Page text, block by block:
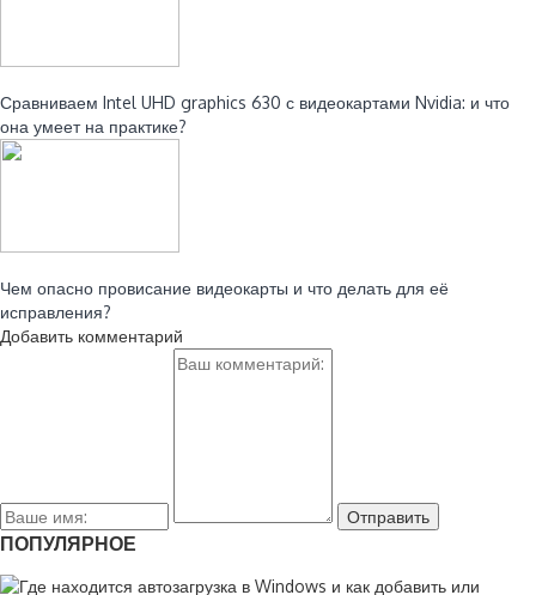
Сравниваем Intel UHD graphics 630 с видеокартами Nvidia: и что
она умеет на практике?
Чем опасно провисание видеокарты и что делать для её
исправления?
Добавить комментарий
ПОПУЛЯРНОЕ